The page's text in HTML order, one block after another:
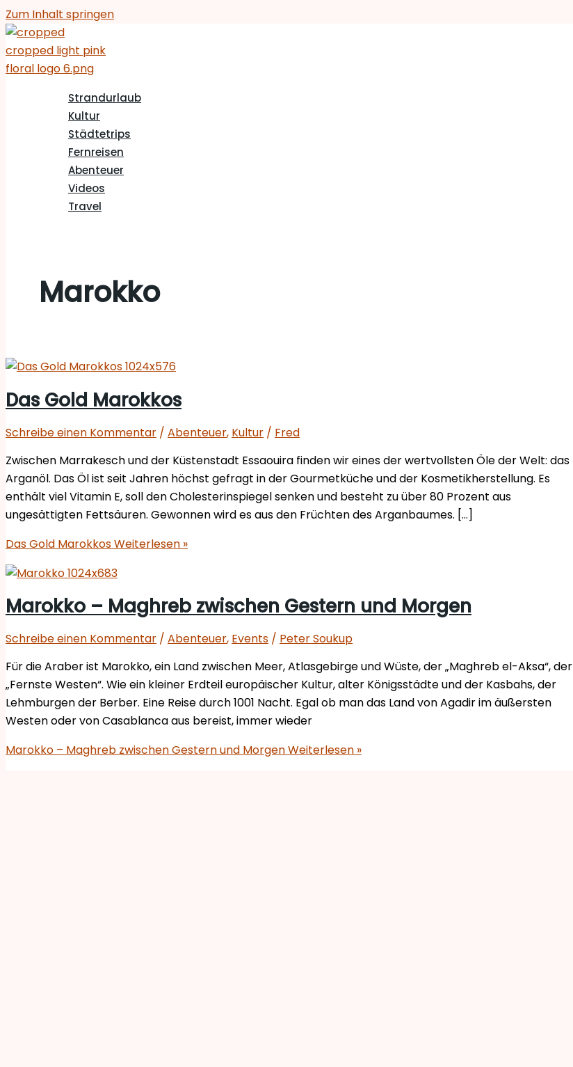
Zum Inhalt springen
Strandurlaub
Kultur
Städtetrips
Fernreisen
Abenteuer
Videos
Travel
Marokko
Das Gold Marokkos
Schreibe einen Kommentar / Abenteuer, Kultur / Fred
Zwischen Marrakesch und der Küstenstadt Essaouira finden wir eines der wertvollsten Öle der Welt: das
Arganöl. Das Öl ist seit Jahren höchst gefragt in der Gourmetküche und der Kosmetikherstellung. Es
enthält viel Vitamin E, soll den Cholesterinspiegel senken und besteht zu über 80 Prozent aus
ungesättigten Fettsäuren. Gewonnen wird es aus den Früchten des Arganbaumes. […]
Das Gold MarokkosWeiterlesen »
Marokko – Maghreb zwischen Gestern und Morgen
Schreibe einen Kommentar / Abenteuer, Events / Peter Soukup
Für die Araber ist Marokko, ein Land zwischen Meer, Atlasgebirge und Wüste, der „Maghreb el-Aksa“, der
„Fernste Westen“. Wie ein kleiner Erdteil europäischer Kultur, alter Königsstädte und der Kasbahs, der
Lehmburgen der Berber. Eine Reise durch 1001 Nacht. Egal ob man das Land von Agadir im äußersten
Westen oder von Casablanca aus bereist, immer wieder
Marokko – Maghreb zwischen Gestern und MorgenWeiterlesen »